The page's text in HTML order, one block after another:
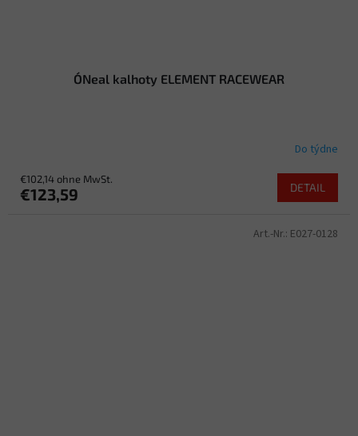
O´Neal kalhoty ELEMENT RACEWEAR
Do týdne
€102,14 ohne MwSt.
€123,59 DETAIL
Art.-Nr.: E027-0128